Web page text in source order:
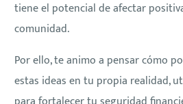
tiene el potencial de afectar
comunidad.
Por ello, te animo a pensar cómo
estas ideas en tu propia realidad,